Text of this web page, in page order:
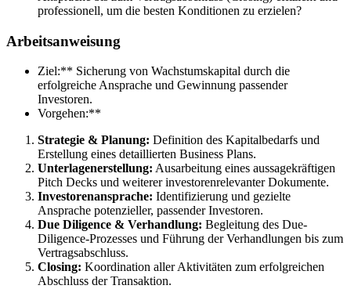
professionell, um die besten Konditionen zu erzielen?
Arbeitsanweisung
Ziel:** Sicherung von Wachstumskapital durch die
erfolgreiche Ansprache und Gewinnung passender
Investoren.
Vorgehen:**
Strategie & Planung: Definition des Kapitalbedarfs und
Erstellung eines detaillierten Business Plans.
Unterlagenerstellung: Ausarbeitung eines aussagekräftigen
Pitch Decks und weiterer investorenrelevanter Dokumente.
Investorenansprache: Identifizierung und gezielte
Ansprache potenzieller, passender Investoren.
Due Diligence & Verhandlung: Begleitung des Due-
Diligence-Prozesses und Führung der Verhandlungen bis zum
Vertragsabschluss.
Closing: Koordination aller Aktivitäten zum erfolgreichen
Abschluss der Transaktion.